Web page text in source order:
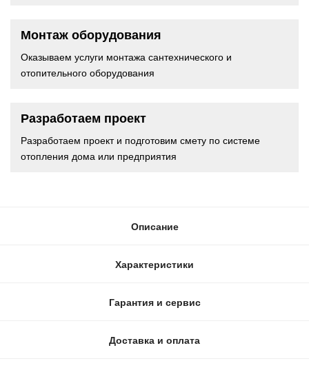
Монтаж оборудования
Оказываем услуги монтажа сантехнического и
отопительного оборудования
Разработаем проект
Разработаем проект и подготовим смету по системе
отопления дома или предприятия
Описание
Характеристики
Гарантия и сервис
Доставка и оплата